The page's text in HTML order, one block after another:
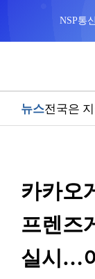
NSP통
뉴스전국은
카카오
프렌즈
실시…